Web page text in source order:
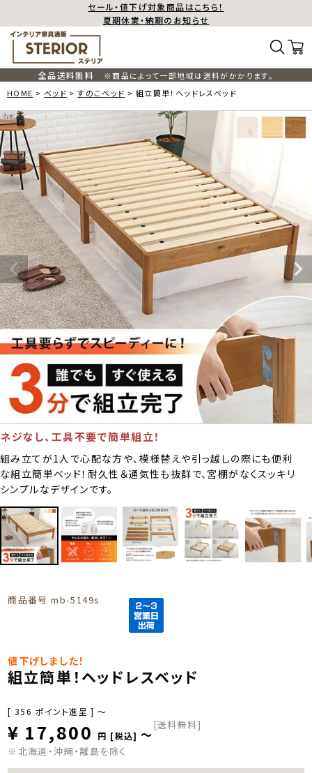
セール・値下げ対象商品はこちら！
夏期休業・納期のお知らせ
全品送料無料
※商品によって一部地域は送料がかかります。
HOME
ベッド すのこベッド 組立簡単！ヘッドレスベッド
ネジなし、工具不要で簡単組立！
組み立てが1人で心配な方や、模様替えや引っ越しの際にも便利
な組立簡単ベッド！耐久性＆通気性も抜群で、宮棚がなくスッキリ
シンプルなデザインです。
商品番号 mb-5149s
値下げしました！
組立簡単！ヘッドレスベッド
[ 356 ポイント進呈 ] 〜
¥ 17,800 税込 〜
[送料無料]
※北海道・沖縄・離島を除く